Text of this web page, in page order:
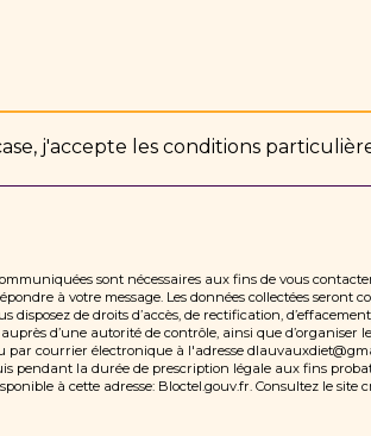
j'accepte les conditions
sont nécessaires aux fins de vous
à votre message. Les données collectées
disposez de droits d’accès, de rectification,
d’une autorité de contrôle, ainsi que d’organiser
par courrier électronique à l'adresse
pendant la durée de prescription légale aux fins
à cette adresse: Bloctel.gouv.fr . Consultez le site